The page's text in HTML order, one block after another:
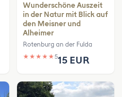
Wunderschöne Auszeit
in der Natur mit Blick auf
den Meisner und
Alheimer
Rotenburg an der Fulda
★ ★ ★ ★ ★515 EUR